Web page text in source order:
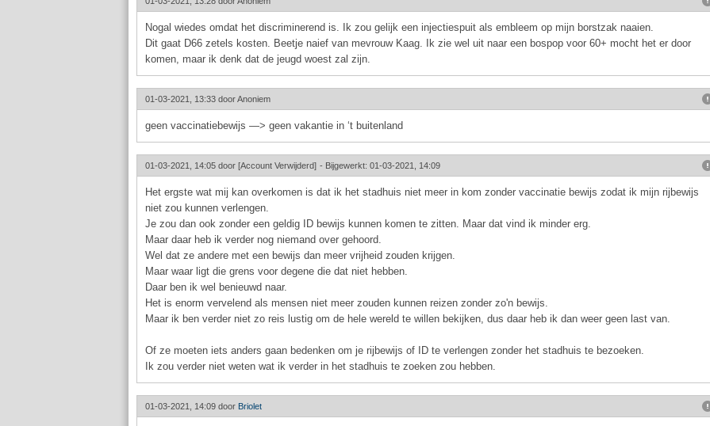
Nogal wiedes omdat het discriminerend is. Ik zou gelijk een injectiespuit als embleem op mijn borstzak naaien.
Dit gaat D66 zetels kosten. Beetje naief van mevrouw Kaag. Ik zie wel uit naar een bospop voor 60+ mocht het er door
komen, maar ik denk dat de jeugd woest zal zijn.
01-03-2021, 13:33 doorAnoniem
geen vaccinatiebewijs —> geen vakantie in ‘t buitenland
01-03-2021, 14:05 door [Account Verwijderd] - Bijgewerkt: 01-03-2021, 14:09
Het ergste wat mij kan overkomen is dat ik het stadhuis niet meer in kom zonder vaccinatie bewijs zodat ik mijn rijbewijs
niet zou kunnen verlengen.
Je zou dan ook zonder een geldig ID bewijs kunnen komen te zitten. Maar dat vind ik minder erg.
Maar daar heb ik verder nog niemand over gehoord.
Wel dat ze andere met een bewijs dan meer vrijheid zouden krijgen.
Maar waar ligt die grens voor degene die dat niet hebben.
Daar ben ik wel benieuwd naar.
Het is enorm vervelend als mensen niet meer zouden kunnen reizen zonder zo'n bewijs.
Maar ik ben verder niet zo reis lustig om de hele wereld te willen bekijken, dus daar heb ik dan weer geen last van.
Of ze moeten iets anders gaan bedenken om je rijbewijs of ID te verlengen zonder het stadhuis te bezoeken.
Ik zou verder niet weten wat ik verder in het stadhuis te zoeken zou hebben.
01-03-2021, 14:09 door Briolet